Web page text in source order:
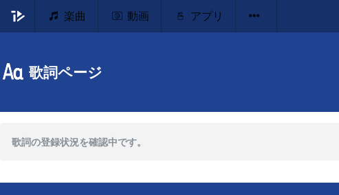
楽曲 動画 アプリ
歌詞ページ
歌詞の登録状況を確認中です。